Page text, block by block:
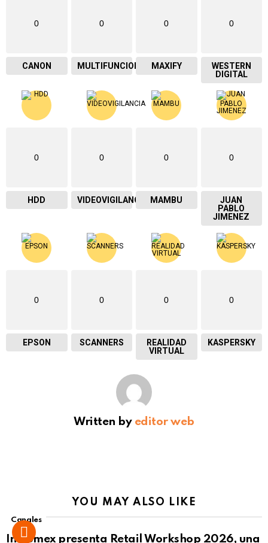
0
CANON
0
MULTIFUNCIONAL
0
MAXIFY
0
WESTERN
DIGITAL
0
HDD
0
VIDEOVIGILANCIA
0
MAMBU
0
JUAN
PABLO
JIMENEZ
0
EPSON
0
SCANNERS
0
REALIDAD
VIRTUAL
0
KASPERSKY
Written by editor web
YOU MAY ALSO LIKE
Canales
Intcomex presenta Retail Workshop 2026, una